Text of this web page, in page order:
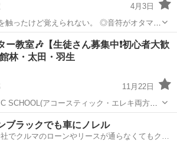
4月3日
触ったけど覚えられない。 ◎音符がオタマジ
ない。 ◎Fが出来ない。 ◎好きな曲をギター
で弾きたい。 ◎費用が高い。 ！そんな方！ レオンはプロで活躍...
剛志駅 ギター レッスン
ー教室🎶【生徒さん募集中❗️初心者大歓
館林・太田・羽生
11月22日
SCHOOL(アコースティック・エレキ両方あ
ので、ご安心してレッスンを受講していた...
ー 初心者
ブラックでも車にノレル
でクルマのローンやリースが通らなくてもクル